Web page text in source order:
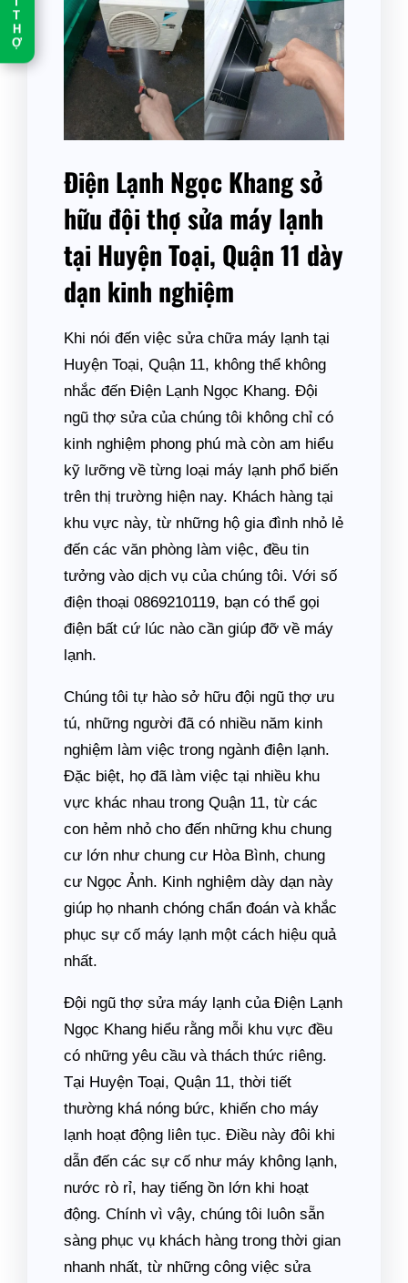
T
H
Ợ
Điện Lạnh Ngọc Khang sở
hữu đội thợ sửa máy lạnh
tại Huyện Toại, Quận 11 dày
dạn kinh nghiệm
Khi nói đến việc sửa chữa máy lạnh tại
Huyện Toại, Quận 11, không thể không
nhắc đến Điện Lạnh Ngọc Khang. Đội
ngũ thợ sửa của chúng tôi không chỉ có
kinh nghiệm phong phú mà còn am hiểu
kỹ lưỡng về từng loại máy lạnh phổ biến
trên thị trường hiện nay. Khách hàng tại
khu vực này, từ những hộ gia đình nhỏ lẻ
đến các văn phòng làm việc, đều tin
tưởng vào dịch vụ của chúng tôi. Với số
điện thoại 0869210119, bạn có thể gọi
điện bất cứ lúc nào cần giúp đỡ về máy
lạnh.
Chúng tôi tự hào sở hữu đội ngũ thợ ưu
tú, những người đã có nhiều năm kinh
nghiệm làm việc trong ngành điện lạnh.
Đặc biệt, họ đã làm việc tại nhiều khu
vực khác nhau trong Quận 11, từ các
con hẻm nhỏ cho đến những khu chung
cư lớn như chung cư Hòa Bình, chung
cư Ngọc Ảnh. Kinh nghiệm dày dạn này
giúp họ nhanh chóng chẩn đoán và khắc
phục sự cố máy lạnh một cách hiệu quả
nhất.
Đội ngũ thợ sửa máy lạnh của Điện Lạnh
Ngọc Khang hiểu rằng mỗi khu vực đều
có những yêu cầu và thách thức riêng.
Tại Huyện Toại, Quận 11, thời tiết
thường khá nóng bức, khiến cho máy
lạnh hoạt động liên tục. Điều này đôi khi
dẫn đến các sự cố như máy không lạnh,
nước rò rỉ, hay tiếng ồn lớn khi hoạt
động. Chính vì vậy, chúng tôi luôn sẵn
sàng phục vụ khách hàng trong thời gian
nhanh nhất, từ những công việc sửa